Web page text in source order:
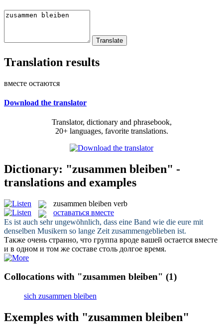
Translation results
вместе остаются
Download the translator
Translator, dictionary and phrasebook,
20+ languages, favorite translations.
Dictionary: "zusammen bleiben" -
translations and examples
zusammen bleiben verb
оставаться вместе
Es ist auch sehr ungewöhnlich, dass eine Band wie die eure mit
denselben Musikern so lange Zeit zusammengeblieben ist.
Также очень странно, что группа вроде вашей остается вместе
и в одном и том же составе столь долгое время.
Collocations with "zusammen bleiben" (1)
sich zusammen bleiben
Exemples with "zusammen bleiben"